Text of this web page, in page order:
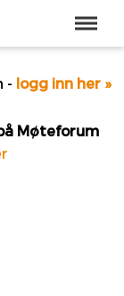
- logg inn her »
Møteforum